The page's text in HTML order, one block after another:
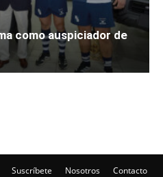
como auspiciador de
Suscríbete Nosotros Contacto